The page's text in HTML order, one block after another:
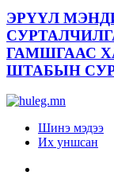
ЭРҮҮЛ
ГАМШГААС
ШТАБЫН
Шинэ мэдээ
Их уншсан